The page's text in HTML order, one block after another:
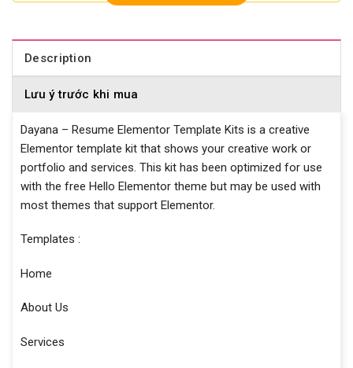
Description
Lưu ý trước khi mua
Dayana – Resume Elementor Template Kits is a creative
Elementor template kit that shows your creative work or
portfolio and services. This kit has been optimized for use
with the free Hello Elementor theme but may be used with
most themes that support Elementor.
Templates :
Home
About Us
Services